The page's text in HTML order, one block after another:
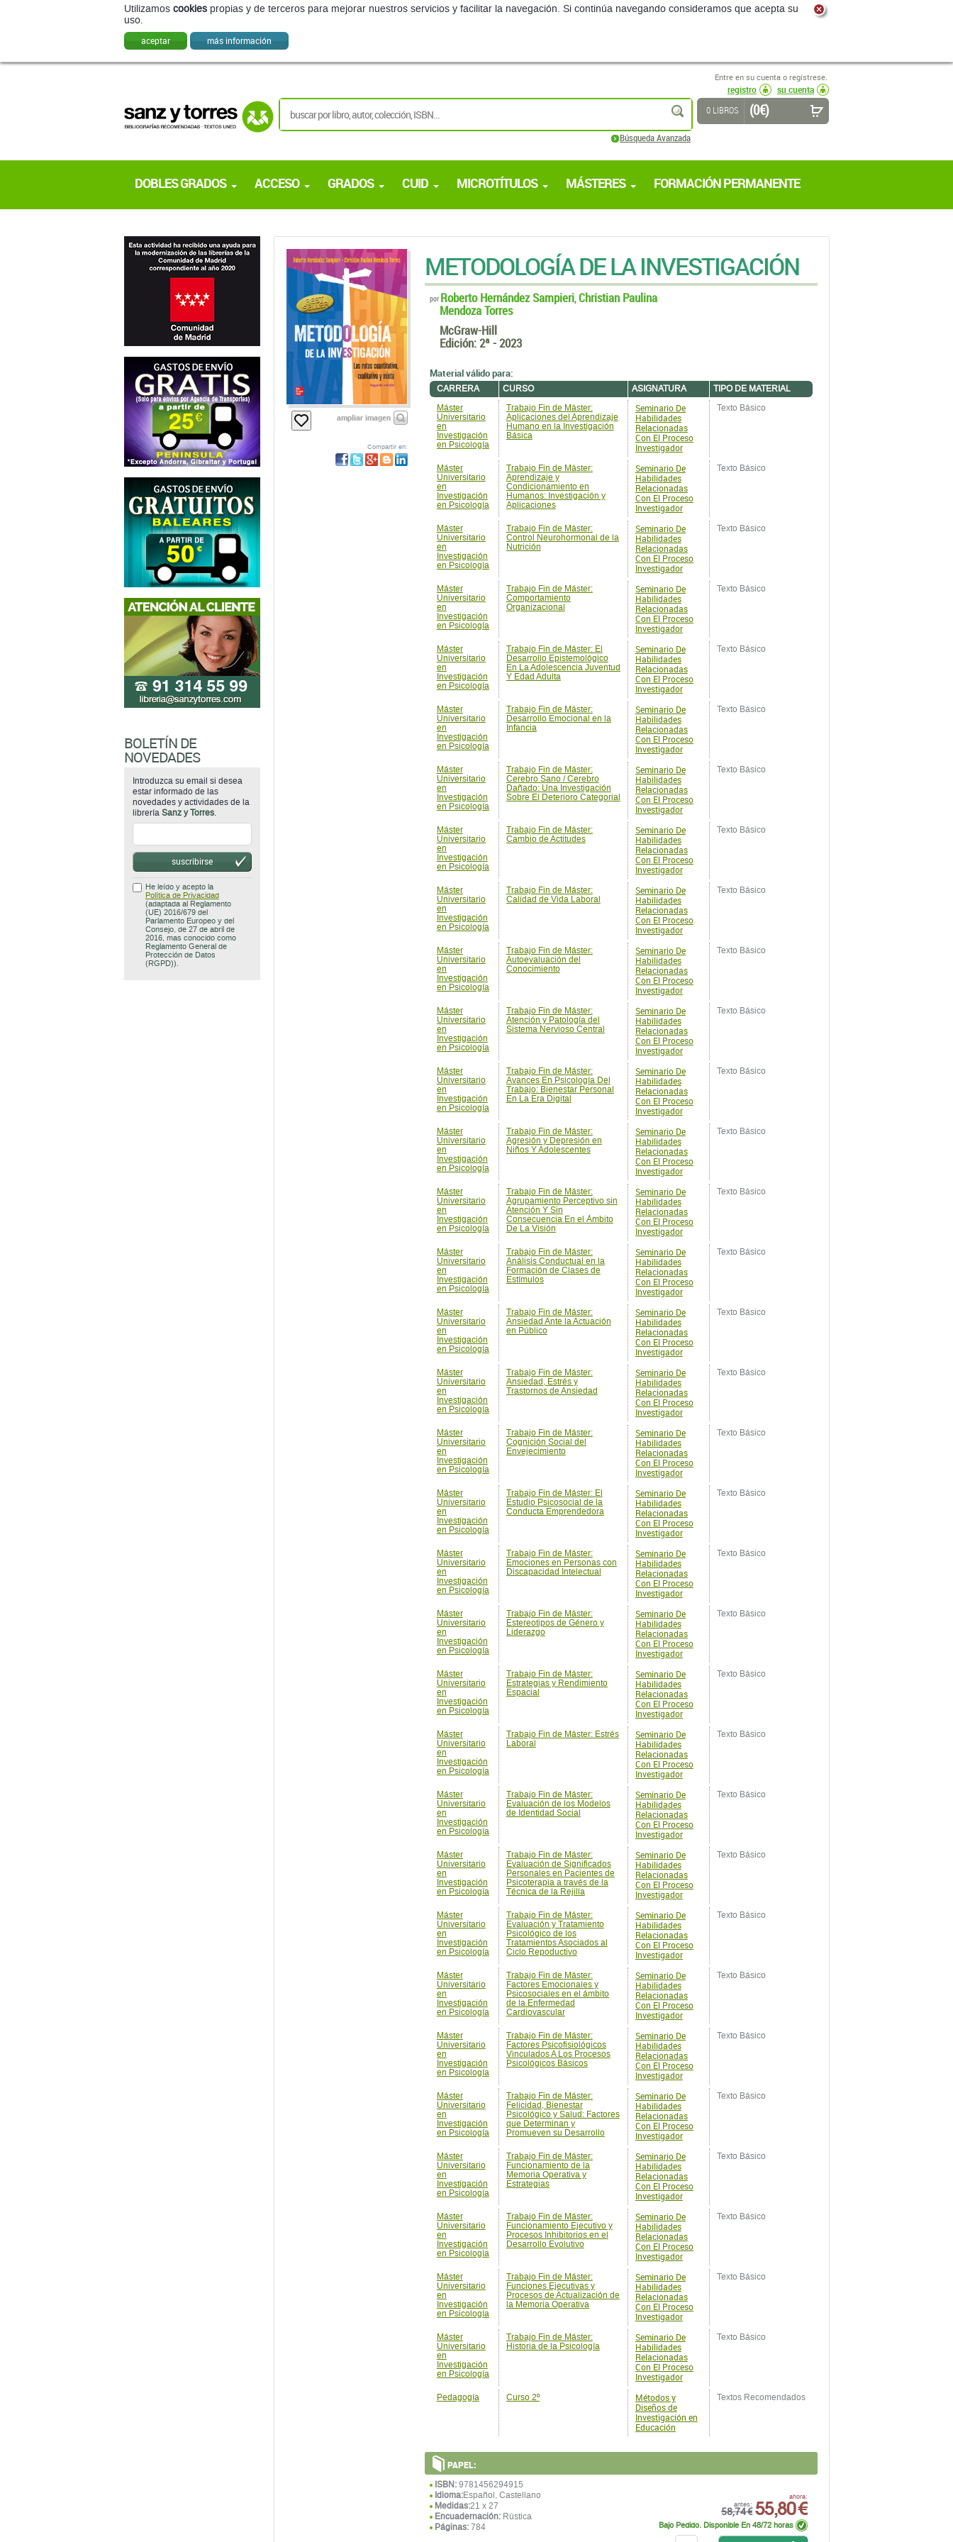
Entre en su cuenta o regístrese.
DOBLES GRADOS ACCESO GRADOS CUID FORMACIÓN PERMANENTE
METODOLOGÍA DE LA INVESTIGACIÓN
ampliar imagen
Compartir en:
porRoberto Hernández Sampieri,Christian Paulina
McGraw-Hill
Edición:2ª - 2023
Material válido para:
CARRERA
Máster
Investigación
en Psicología
Trabajo Fin de Máster:
Básica
Investigador
Máster
Universitario
en
Investigación
en Psicología
Trabajo Fin de Máster:
Aprendizaje y
Condicionamiento en
Humanos: Investigación y
Aplicaciones
Seminario De
Habilidades
Relacionadas
Con El Proceso
Investigador
Texto Básico
Máster
Universitario
en
Investigación
en Psicología
Trabajo Fin de Máster:
Control Neurohormonal de la
Nutrición
Seminario De
Habilidades
Relacionadas
Con El Proceso
Investigador
Texto Básico
Máster
Universitario
en
Investigación
en Psicología
Trabajo Fin de Máster:
Comportamiento
Organizacional
Seminario De
Habilidades
Relacionadas
Con El Proceso
Investigador
Texto Básico
Máster
Universitario
en
Investigación
en Psicología
Trabajo Fin de Máster: El
Desarrollo Epistemológico
En La Adolescencia Juventud
Y Edad Adulta
Seminario De
Habilidades
Relacionadas
Con El Proceso
Investigador
Texto Básico
Máster
Universitario
en
Investigación
en Psicología
Trabajo Fin de Máster:
Desarrollo Emocional en la
Infancia
Seminario De
Habilidades
Relacionadas
Con El Proceso
Investigador
Texto Básico
Máster
Universitario
en
Investigación
en Psicología
Trabajo Fin de Máster:
Cerebro Sano / Cerebro
Dañado: Una Investigación
Sobre El Deterioro Categorial
Seminario De
Habilidades
Relacionadas
Con El Proceso
Investigador
Texto Básico
Máster
Universitario
en
Investigación
en Psicología
Trabajo Fin de Máster:
Cambio de Actitudes
Seminario De
Habilidades
Relacionadas
Con El Proceso
Investigador
Texto Básico
Máster
Universitario
en
Investigación
en Psicología
Trabajo Fin de Máster:
Calidad de Vida Laboral
Seminario De
Habilidades
Relacionadas
Con El Proceso
Investigador
Texto Básico
Máster
Universitario
en
Investigación
en Psicología
Trabajo Fin de Máster:
Autoevaluación del
Conocimiento
Seminario De
Habilidades
Relacionadas
Con El Proceso
Investigador
Texto Básico
Máster
Universitario
en
Investigación
en Psicología
Trabajo Fin de Máster:
Atención y Patología del
Sistema Nervioso Central
Seminario De
Habilidades
Relacionadas
Con El Proceso
Investigador
Texto Básico
Máster
Universitario
en
Investigación
en Psicología
Trabajo Fin de Máster:
Avances En Psicología Del
Trabajo: Bienestar Personal
En La Era Digital
Seminario De
Habilidades
Relacionadas
Con El Proceso
Investigador
Texto Básico
Máster
Universitario
en
Investigación
en Psicología
Trabajo Fin de Máster:
Agresión y Depresión en
Niños Y Adolescentes
Seminario De
Habilidades
Relacionadas
Con El Proceso
Investigador
Texto Básico
Máster
Universitario
en
Investigación
en Psicología
Trabajo Fin de Máster:
Agrupamiento Perceptivo sin
Atención Y Sin
Consecuencia En el Ámbito
Seminario De
Habilidades
Relacionadas
Con El Proceso
Investigador
Texto Básico
Máster
Universitario
en
Investigación
en Psicología
Trabajo Fin de Máster:
Análisis Conductual en la
Formación de Clases de
Estímulos
Seminario De
Habilidades
Relacionadas
Con El Proceso
Investigador
Texto Básico
Máster
Universitario
en
Investigación
en Psicología
Trabajo Fin de Máster:
Ansiedad Ante la Actuación
en Público
Seminario De
Habilidades
Relacionadas
Con El Proceso
Investigador
Texto Básico
Máster
Universitario
en
Investigación
en Psicología
Trabajo Fin de Máster:
Ansiedad, Estrés y
Trastornos de Ansiedad
Seminario De
Habilidades
Relacionadas
Con El Proceso
Investigador
Texto Básico
Máster
Universitario
en
Investigación
en Psicología
Trabajo Fin de Máster:
Cognición Social del
Envejecimiento
Seminario De
Habilidades
Relacionadas
Con El Proceso
Investigador
Texto Básico
Máster
Universitario
en
Investigación
en Psicología
Trabajo Fin de Máster: El
Estudio Psicosocial de la
Conducta Emprendedora
Seminario De
Habilidades
Relacionadas
Con El Proceso
Investigador
Texto Básico
Máster
Universitario
en
Investigación
en Psicología
Trabajo Fin de Máster:
Emociones en Personas con
Discapacidad Intelectual
Seminario De
Habilidades
Relacionadas
Con El Proceso
Investigador
Texto Básico
Máster
Universitario
en
Investigación
en Psicología
Trabajo Fin de Máster:
Estereotipos de Género y
Liderazgo
Seminario De
Habilidades
Relacionadas
Con El Proceso
Investigador
Texto Básico
Máster
Universitario
en
Investigación
en Psicología
Trabajo Fin de Máster:
Estrategias y Rendimiento
Espacial
Seminario De
Habilidades
Relacionadas
Con El Proceso
Investigador
Texto Básico
Máster
Universitario
en
Investigación
en Psicología
Trabajo Fin de Máster: Estrés
Laboral
Seminario De
Habilidades
Relacionadas
Con El Proceso
Investigador
Texto Básico
Máster
Universitario
en
Investigación
en Psicología
Trabajo Fin de Máster:
Evaluación de los Modelos
de Identidad Social
Seminario De
Habilidades
Relacionadas
Con El Proceso
Investigador
Texto Básico
Máster
Universitario
en
Investigación
en Psicología
Trabajo Fin de Máster:
Evaluación de Significados
Personales en Pacientes de
Psicoterapia a través de la
Seminario De
Habilidades
Relacionadas
Con El Proceso
Investigador
Texto Básico
Máster
Universitario
en
Investigación
en Psicología
Trabajo Fin de Máster:
Evaluación y Tratamiento
Psicológico de los
Tratamientos Asociados al
Ciclo Repoductivo
Seminario De
Habilidades
Relacionadas
Con El Proceso
Investigador
Texto Básico
Máster
Universitario
en
Investigación
en Psicología
Trabajo Fin de Máster:
Factores Emocionales y
Psicosociales en el ámbito
de la Enfermedad
Cardiovascular
Seminario De
Habilidades
Relacionadas
Con El Proceso
Investigador
Texto Básico
Máster
Universitario
en
Investigación
en Psicología
Trabajo Fin de Máster:
Factores Psicofisiológicos
Vinculados A Los Procesos
Psicológicos Básicos
Seminario De
Habilidades
Relacionadas
Con El Proceso
Investigador
Texto Básico
Máster
Universitario
en
Investigación
en Psicología
Trabajo Fin de Máster:
Felicidad, Bienestar
Psicológico y Salud: Factores
que Determinan y
Promueven su Desarrollo
Seminario De
Habilidades
Relacionadas
Con El Proceso
Investigador
Texto Básico
Máster
Universitario
en
Investigación
en Psicología
Trabajo Fin de Máster:
Funcionamiento de la
Memoria Operativa y
Estrategias
Seminario De
Habilidades
Relacionadas
Con El Proceso
Investigador
Texto Básico
Máster
Universitario
en
Investigación
en Psicología
Trabajo Fin de Máster:
Funcionamiento Ejecutivo y
Procesos Inhibitorios en el
Desarrollo Evolutivo
Seminario De
Habilidades
Relacionadas
Con El Proceso
Investigador
Texto Básico
Máster
Universitario
en
Investigación
en Psicología
Trabajo Fin de Máster:
Funciones Ejecutivas y
Procesos de Actualización de
la Memoria Operativa
Seminario De
Habilidades
Relacionadas
Con El Proceso
Investigador
Texto Básico
Máster
Universitario
en
Investigación
en Psicología
Trabajo Fin de Máster:
Historia de la Psicología
Seminario De
Habilidades
Relacionadas
Con El Proceso
Investigador
Texto Básico
Pedagogía Curso 2º
Métodos y
Diseños de
Investigación en
Educación
Textos Recomendados
PAPEL:
9781456294915
Español, Castellano
Encuadernación:Rústica
Páginas:784
58,74 € 55,80 €
BOLETÍN DE
NOVEDADES
novedades y actividades de la
libreríaSanz y Torres
suscribirse
He leído y acepto la
(UE) 2016/679 del
Parlamento Europeo y del
Consejo, de 27 de abril de
Reglamento General de
Protección de Datos
(RGPD)).